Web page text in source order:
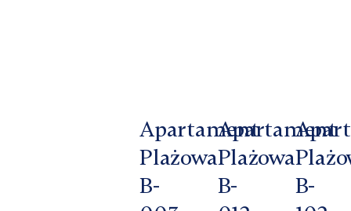
Apartament
Plażowa
B-
Apartament
Plażowa
B-
B-